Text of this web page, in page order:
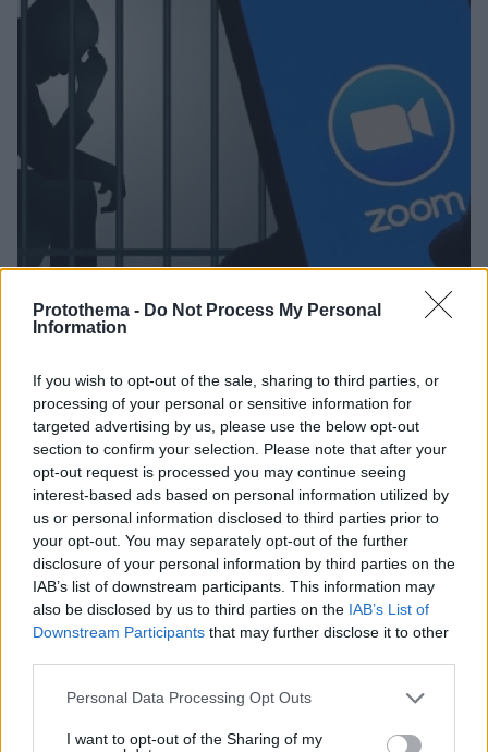
Protothema - Do Not Process My Personal
Information
If you wish to opt-out of the sale, sharing to third parties, or
processing of your personal or sensitive information for
targeted advertising by us, please use the below opt-out
section to confirm your selection. Please note that after your
opt-out request is processed you may continue seeing
interest-based ads based on personal information utilized by
us or personal information disclosed to third parties prior to
your opt-out. You may separately opt-out of the further
disclosure of your personal information by third parties on the
IAB’s list of downstream participants. This information may
also be disclosed by us to third parties on the IAB’s List of
Downstream Participants that may further disclose it to other
Please note that this website/app uses one or more Google
not limited to your visit or usage behaviour. You may click to
Personal Data Processing Opt Outs
I want to opt-out of the Sharing of my
Ινδονησία: Θανατικές ποινές μέσω... Zoom επιβάλλουν
οι αρχές
Σε περίπου 100 περιπτώσεις οι δικαστές δεν είδαν το
πρόσωπο του κατηγορούμενου παρά μόνο μέσω της
οθόνης
23.04.2021, 13:15